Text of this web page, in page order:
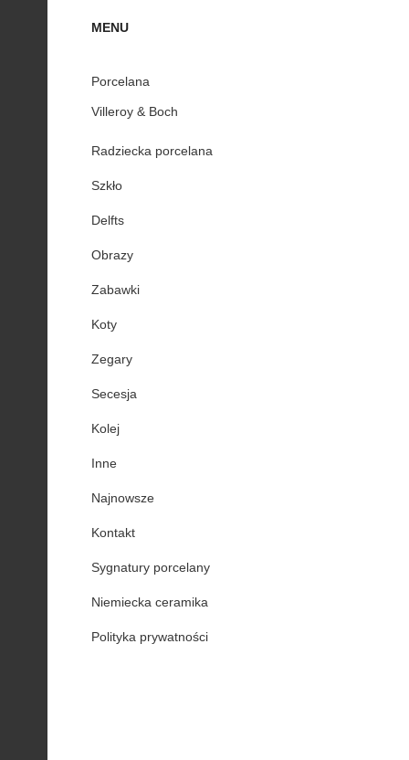
MENU
Porcelana
Villeroy & Boch
Radziecka porcelana
Szkło
Delfts
Obrazy
Zabawki
Koty
Zegary
Secesja
Kolej
Inne
Najnowsze
Kontakt
Sygnatury porcelany
Niemiecka ceramika
Polityka prywatności